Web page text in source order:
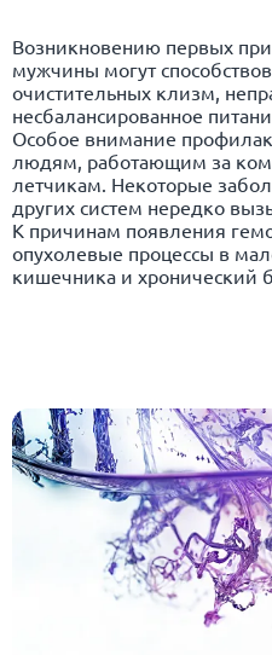
Возникновению первых
мужчины могут
очистительных клизм,
несбалансированное
Особое внимание
людям, работающим за
летчикам. Некоторые
других систем нередко
К причинам появления
опухолевые процессы в
кишечника и хронический